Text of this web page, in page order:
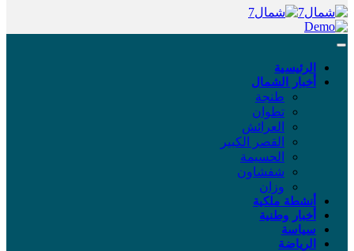
الرئيسية
أخبار الشمال
طنجة
تطوان
العرائش
القصر الكبير
الحسيمة
شفشاون
وزان
أنشطة ملكية
أخبار وطنية
سياسة
الرياضة